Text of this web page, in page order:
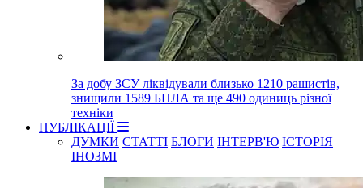
За добу ЗСУ ліквідували близько 1210 рашистів,
знищили 1589 БПЛА та ще 490 одиниць різної
техніки
ПУБЛІКАЦІЇ
ДУМКИ СТАТТІ БЛОГИ ІНТЕРВ'Ю ІСТОРІЯ
ІНОЗМІ